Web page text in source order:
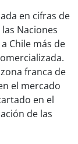
en cifras de
Naciones
Chile más de
franca de
el mercado
en el
de las